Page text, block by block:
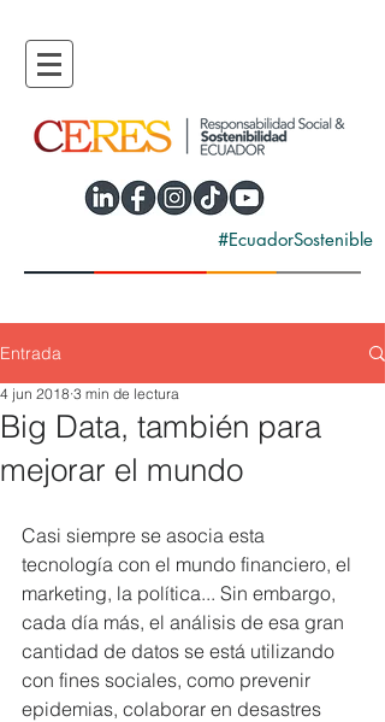
#EcuadorSostenible
Entrada
Big Data, también para
mejorar el mundo
4 jun 2018 3 min de lectura
Casi siempre se asocia esta
tecnología con el mundo financiero, el
marketing, la política... Sin embargo,
cada día más, el análisis de esa gran
cantidad de datos se está utilizando
con fines sociales, como prevenir
epidemias, colaborar en desastres